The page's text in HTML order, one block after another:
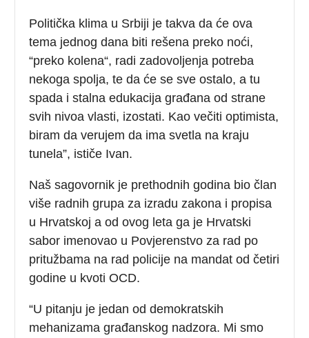
Politička klima u Srbiji je takva da će ova
tema jednog dana biti rešena preko noći,
“preko kolena“, radi zadovoljenja potreba
nekoga spolja, te da će se sve ostalo, a tu
spada i stalna edukacija građana od strane
svih nivoa vlasti, izostati. Kao večiti optimista,
biram da verujem da ima svetla na kraju
tunela”, ističe Ivan.
Naš sagovornik je prethodnih godina bio član
više radnih grupa za izradu zakona i propisa
u Hrvatskoj a od ovog leta ga je Hrvatski
sabor imenovao u Povjerenstvo za rad po
pritužbama na rad policije na mandat od četiri
godine u kvoti OCD.
“U pitanju je jedan od demokratskih
mehanizama građanskog nadzora. Mi smo